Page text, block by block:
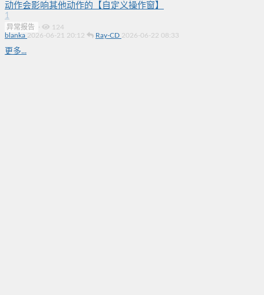
动作会影响其他动作的【自定义操作窗】
1
异常报告 ·
124
blanka 2026-06-21 20:12 Ray-CD 2026-06-22 08:33
更多...